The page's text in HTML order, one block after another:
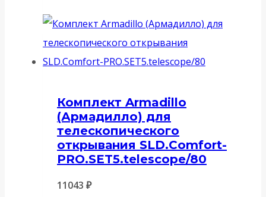
Комплект Armadillo
(Армадилло) для
телескопического
открывания SLD.Comfort-
PRO.SET5.telescope/80
11043 ₽